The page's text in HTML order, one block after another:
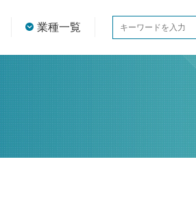
業種一覧